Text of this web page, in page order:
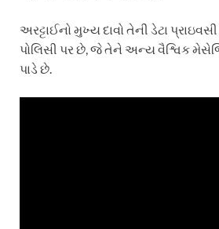
અરટ્ટાઈનો મુખ્ય દાવો તેની ડેટા
પોલિસી પર છે, જે તેને અન્ય વૈશ્વિક
પાડે છે.